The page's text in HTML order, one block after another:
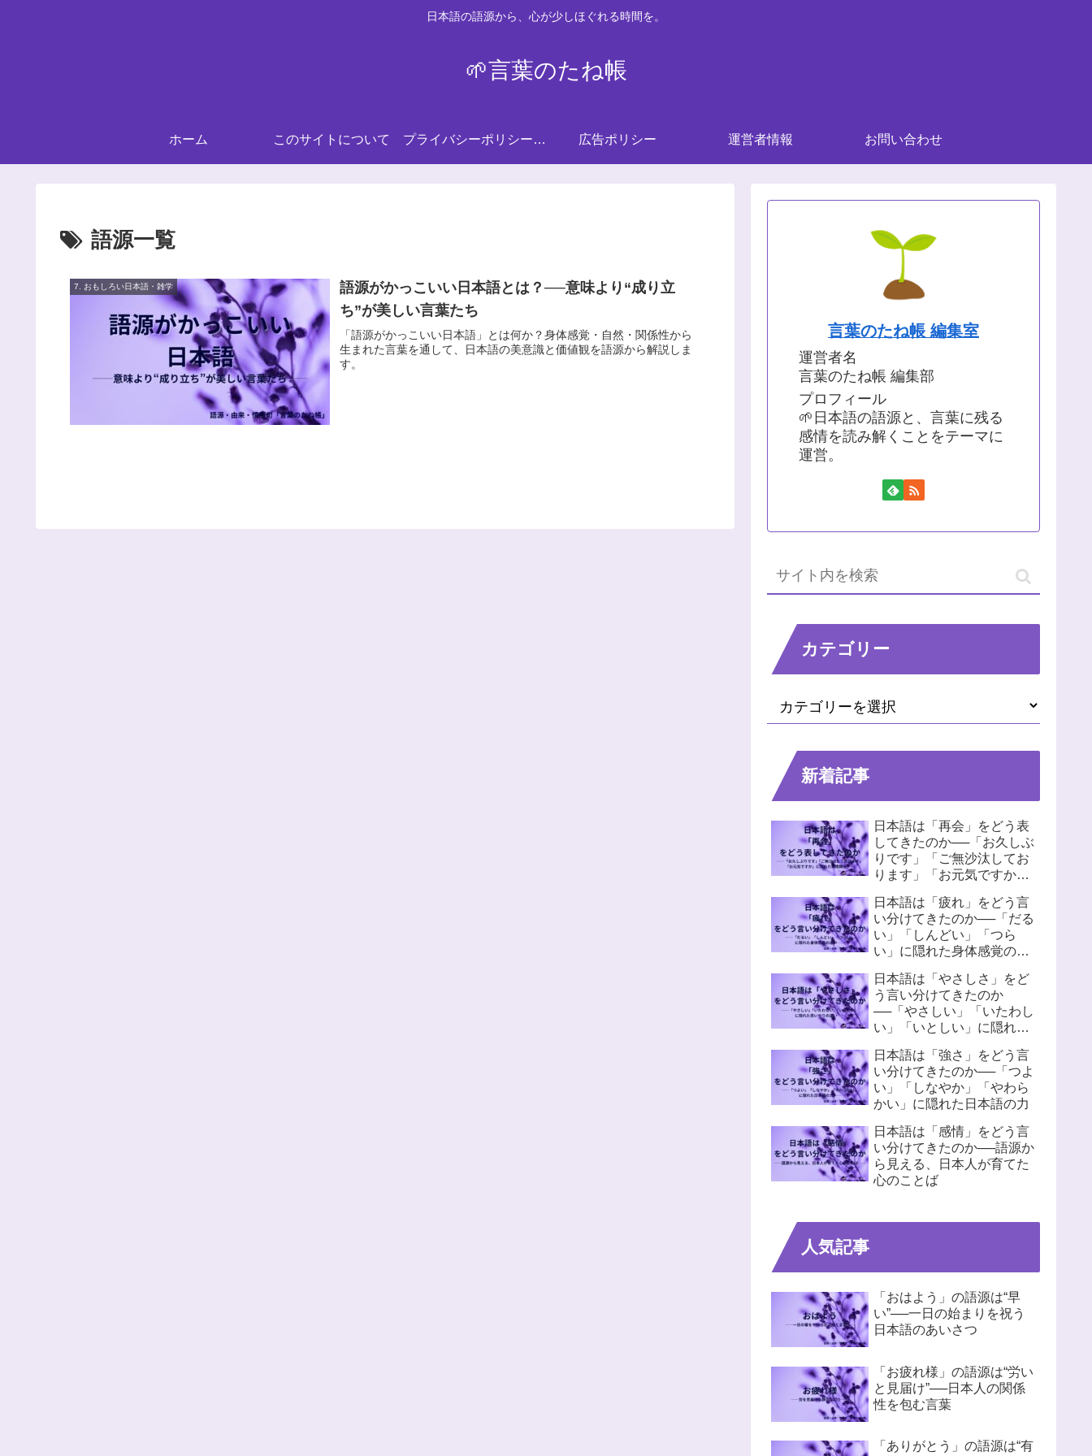
日本語の語源から、心が少しほぐれる時間を。
🌱言葉のたね帳
ホーム このサイトについて プライバシーポリシー・免責事項 広告ポリシー 運営者情報 お問い合わせ
語源一覧
7. おもしろい日本語・雑学
語源がかっこいい日本語とは？──意味より“成り立
ち”が美しい言葉たち
「語源がかっこいい日本語」とは何か？身体感覚・自然・関係性から
生まれた言葉を通して、日本語の美意識と価値観を語源から解説しま
す。
言葉のたね帳 編集室
運営者名
言葉のたね帳 編集部
プロフィール
🌱日本語の語源と、言葉に残る
感情を読み解くことをテーマに
運営。
カテゴリー
新着記事
日本語は「再会」をどう表
してきたのか──「お久しぶ
りです」「ご無沙汰してお
ります」「お元気ですか」
日本語は「疲れ」をどう言
い分けてきたのか──「だる
い」「しんどい」「つら
い」に隠れた身体感覚の違
日本語は「やさしさ」をど
う言い分けてきたのか
──「やさしい」「いたわし
い」「いとしい」に隠れた
日本語は「強さ」をどう言
い分けてきたのか──「つよ
い」「しなやか」「やわら
かい」に隠れた日本語の力
日本語は「感情」をどう言
い分けてきたのか──語源か
ら見える、日本人が育てた
心のことば
人気記事
「おはよう」の語源は“早
い”──一日の始まりを祝う
日本語のあいさつ
「お疲れ様」の語源は“労い
と見届け”──日本人の関係
性を包む言葉
「ありがとう」の語源は“有